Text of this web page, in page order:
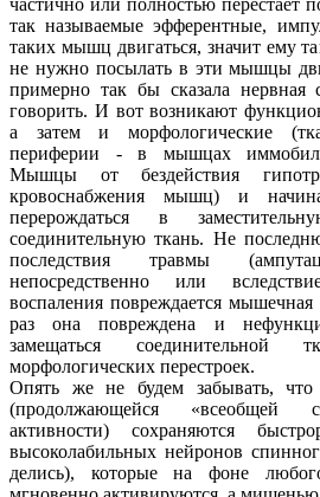
частично или полностью перестает
так называемые эфферентные,
таких мышц двигаться, значит ему
не нужно посылать в эти мышцы
примерно так бы сказала нервная
говорить. И вот возникают
а затем и морфологические
периферии - в мышцах
Мышцы от бездействия
кровоснабжения мышц) и
перерождаться в
соединительную ткань. Не
последствия травмы
непосредственно или
воспаления повреждается
раз она повреждена и
замещаться соединительной
морфологических перестроек.
Опять же не будем забывать,
(продолжающейся «всеобщей
активности) сохраняются
высоколабильных нейронов
делись), которые на фоне